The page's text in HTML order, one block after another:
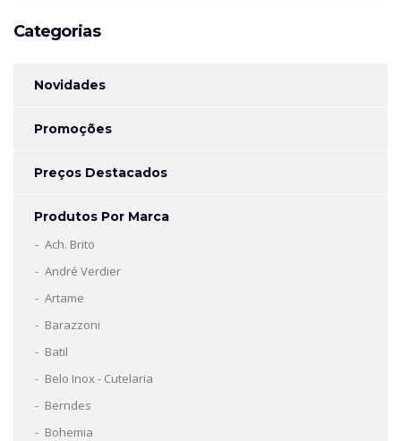
Categorias
Novidades
Promoções
Preços Destacados
Produtos Por Marca
Ach. Brito
André Verdier
Artame
Barazzoni
Batil
Belo Inox - Cutelaria
Berndes
Bohemia